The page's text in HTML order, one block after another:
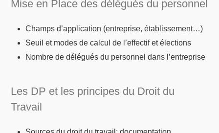
Mise en Place des délégués du personnel
Champs d’application (entreprise, établissement…)
Seuil et modes de calcul de l’effectif et élections
Nombre de délégués du personnel dans l’entreprise
Les DP et les principes du Droit du
Travail